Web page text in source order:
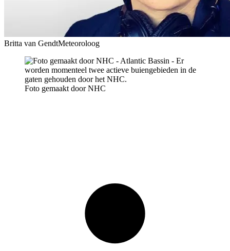
Britta van GendtMeteoroloog
Foto gemaakt door NHC